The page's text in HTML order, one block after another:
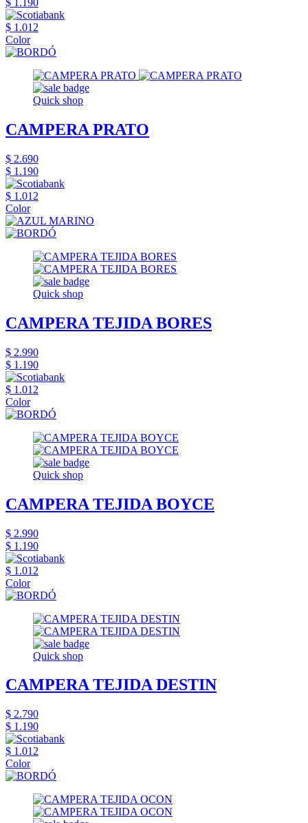
$ 1.190
$ 1.012
Color
Quick shop
CAMPERA PRATO
$ 2.690
$ 1.190
$ 1.012
Color
Quick shop
CAMPERA TEJIDA BORES
$ 2.990
$ 1.190
$ 1.012
Color
Quick shop
CAMPERA TEJIDA BOYCE
$ 2.990
$ 1.190
$ 1.012
Color
Quick shop
CAMPERA TEJIDA DESTIN
$ 2.790
$ 1.190
$ 1.012
Color